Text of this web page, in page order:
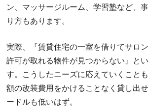
ン、マッサージルーム、学習塾など、
り方もあります。
実際、『賃貸住宅の一室を借りてサロ
許可が取れる物件が見つからない』と
す。こうしたニーズに応えていくこと
額の改装費用をかけることなく貸し出
ードルも低いはず。